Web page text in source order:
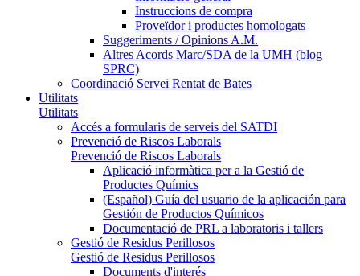
Instruccions de compra
Proveïdor i productes homologats
Suggeriments / Opinions A.M.
Altres Acords Marc/SDA de la UMH (blog
SPRC)
Coordinació Servei Rentat de Bates
Utilitats
Utilitats
Accés a formularis de serveis del SATDI
Prevenció de Riscos Laborals
Prevenció de Riscos Laborals
Aplicació informàtica per a la Gestió de
Productes Químics
(Español) Guía del usuario de la aplicación para
Gestión de Productos Químicos
Documentació de PRL a laboratoris i tallers
Gestió de Residus Perillosos
Gestió de Residus Perillosos
Documents d'interés